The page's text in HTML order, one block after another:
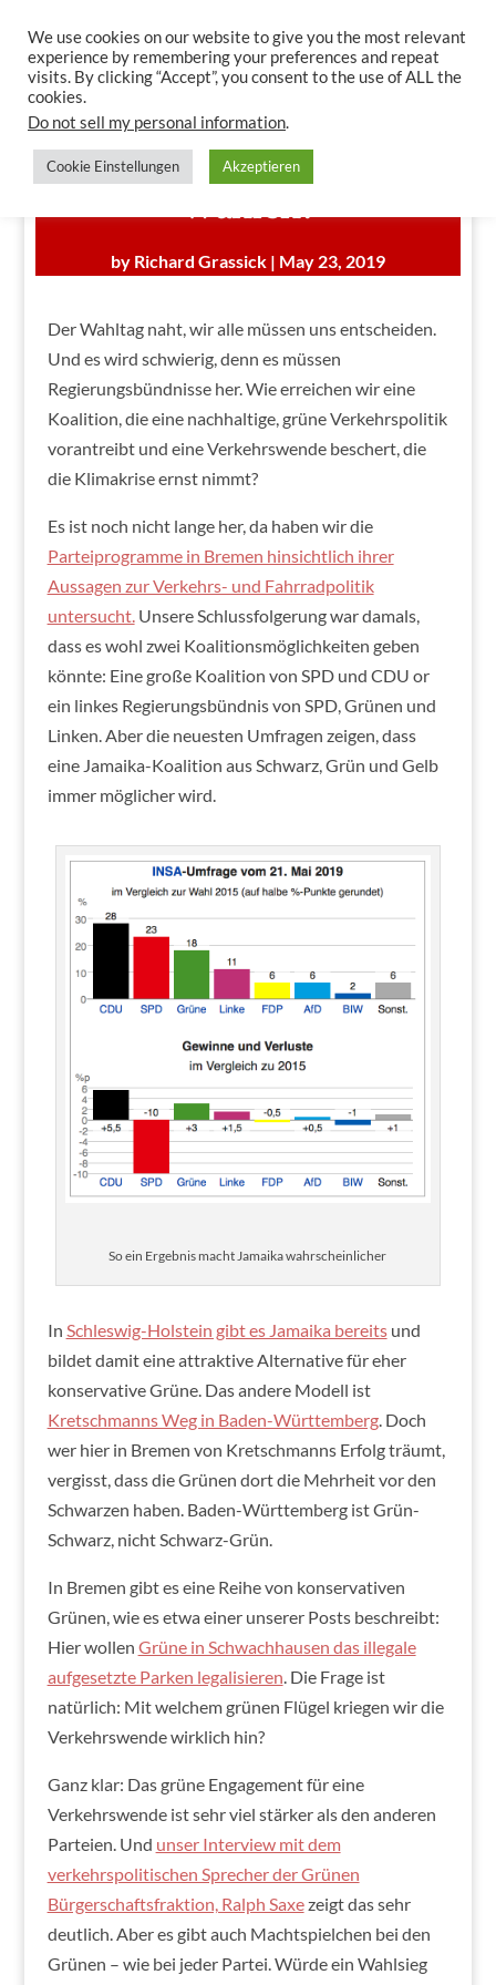
Grün Denken? Rot
Wählen?
by Richard Grassick | May 23, 2019
Der Wahltag naht, wir alle müssen uns entscheiden.
Und es wird schwierig, denn es müssen
Regierungsbündnisse her. Wie erreichen wir eine
Koalition, die eine nachhaltige, grüne Verkehrspolitik
vorantreibt und eine Verkehrswende beschert, die
die Klimakrise ernst nimmt?
Es ist noch nicht lange her, da haben wir die
Parteiprogramme in Bremen hinsichtlich ihrer
Aussagen zur Verkehrs- und Fahrradpolitik
untersucht.Unsere Schlussfolgerung war damals,
dass es wohl zwei Koalitionsmöglichkeiten geben
könnte: Eine große Koalition von SPD und CDU or
ein linkes Regierungsbündnis von SPD, Grünen und
Linken. Aber die neuesten Umfragen zeigen, dass
eine Jamaika-Koalition aus Schwarz, Grün und Gelb
immer möglicher wird.
So ein Ergebnis macht Jamaika wahrscheinlicher
In Schleswig-Holstein gibt es Jamaika bereitsund
bildet damit eine attraktive Alternative für eher
konservative Grüne. Das andere Modell ist
Kretschmanns Weg in Baden-Württemberg. Doch
wer hier in Bremen von Kretschmanns Erfolg träumt,
vergisst, dass die Grünen dort die Mehrheit vor den
Schwarzen haben. Baden-Württemberg ist Grün-
Schwarz, nicht Schwarz-Grün.
In Bremen gibt es eine Reihe von konservativen
Grünen, wie es etwa einer unserer Posts beschreibt:
Hier wollen Grüne in Schwachhausen das illegale
aufgesetzte Parken legalisieren. Die Frage ist
natürlich: Mit welchem grünen Flügel kriegen wir die
Verkehrswende wirklich hin?
Ganz klar: Das grüne Engagement für eine
Verkehrswende ist sehr viel stärker als den anderen
Parteien. Und unser Interview mit dem
verkehrspolitischen Sprecher der Grünen
Bürgerschaftsfraktion, Ralph Saxezeigt das sehr
deutlich. Aber es gibt auch Machtspielchen bei den
Grünen – wie bei jeder Partei. Würde ein Wahlsieg
We use cookies on our website to give you the most relevant
experience by remembering your preferences and repeat
visits. By clicking “Accept”, you consent to the use of ALL the
cookies.
Do not sell my personal information.
Cookie Einstellungen Akzeptieren